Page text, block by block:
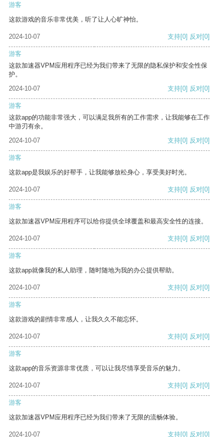
游客
这款游戏的音乐非常优美，听了让人心旷神怡。
2024-10-07 支持[0] 反对[0]
游客
这款加速器VPM应用程序已经为我们带来了无限的隐私保护和安全性保
护。
2024-10-07
支持[0] 反对[0]
游客
这款app的功能非常强大，可以满足我所有的工作需求，让我能够在工作
中游刃有余。
2024-10-07
支持[0] 反对[0]
游客
这款app是我娱乐的好帮手，让我能够放松身心，享受美好时光。
2024-10-07 支持[0] 反对[0]
游客
这款加速器VPM应用程序可以给你提供全球覆盖和最高安全性的连接。
2024-10-07 支持[0] 反对[0]
游客
这款app就像我的私人助理，随时随地为我的办公提供帮助。
2024-10-07 支持[0] 反对[0]
游客
这款游戏的剧情非常感人，让我久久不能忘怀。
2024-10-07 支持[0] 反对[0]
游客
这款app的音乐资源非常优质，可以让我尽情享受音乐的魅力。
2024-10-07 支持[0] 反对[0]
游客
这款加速器VPM应用程序已经为我们带来了无限的流畅体验。
2024-10-07 支持[0] 反对[0]